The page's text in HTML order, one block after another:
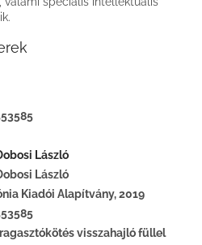
László
László
Kiadói Alapítvány, 2019
visszahajló füllel